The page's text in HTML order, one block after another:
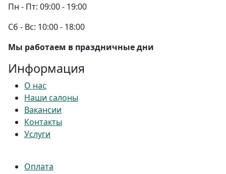
Пн - Пт: 09:00 - 19:00
Сб - Вс: 10:00 - 18:00
Мы работаем в праздничные дни
Информация
О нас
Наши салоны
Вакансии
Контакты
Услуги
Оплата